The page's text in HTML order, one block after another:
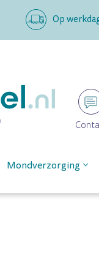
Op
Mondverzorging